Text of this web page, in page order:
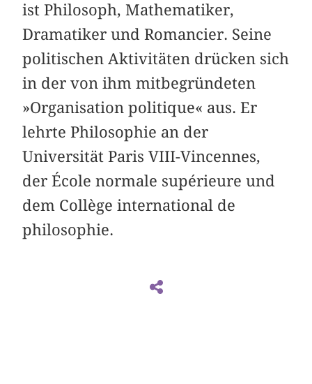
ist Philosoph, Mathematiker,
Dramatiker und Romancier. Seine
politischen Aktivitäten drücken sich
in der von ihm mitbegründeten
»Organisation politique« aus. Er
lehrte Philosophie an der
Universität Paris VIII-Vincennes,
der École normale supérieure und
dem Collège international de
philosophie.